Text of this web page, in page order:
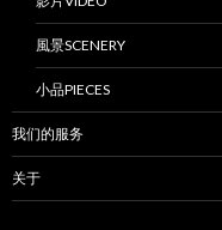
風景SCENERY
小品PIECES
我们的服务
关于